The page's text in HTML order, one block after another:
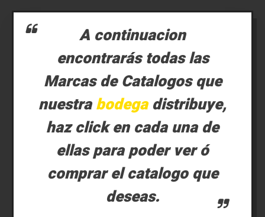
A continuacion
encontrarás todas las
Marcas de Catalogos que
nuestrabodegadistribuye,
haz click en cada una de
ellas para poder ver ó
comprar el catalogo que
deseas.